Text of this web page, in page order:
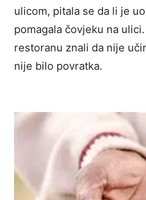
ulicom, pitala se da li je
pomagala čovjeku na
restoranu znali da nije
nije bilo povratka.